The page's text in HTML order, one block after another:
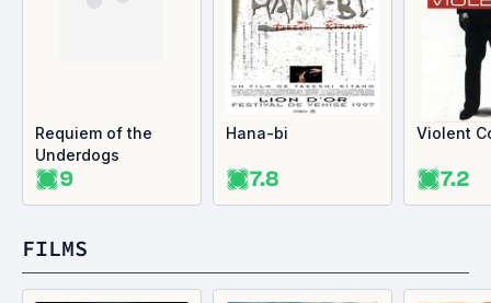
Requiem of the
Underdogs
9
Hana-bi
7.8
Violent
7.2
FILMS